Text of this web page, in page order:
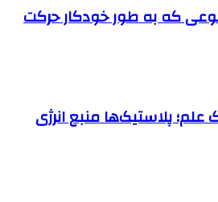
که به طور خودکار حرکت
علم؛ پلاستیک‌ها منبع انرژی